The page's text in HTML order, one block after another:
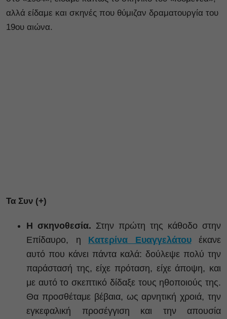
αλλά είδαμε και σκηνές που θύμιζαν δραματουργία του
19ου αιώνα.
Τα Συν (+)
Η σκηνοθεσία. Στην πρώτη της κάθοδο στην
Επίδαυρο, η Κατερίνα Ευαγγελάτουέκανε
αυτό που κάνει πάντα καλά: δούλεψε πολύ την
παράστασή της, είχε πρόταση, είχε άποψη, και
με αυτό το σκεπτικό δίδαξε τους ηθοποιούς της.
Θα προσθέταμε βέβαια, ως αρνητική χροιά, την
εγκεφαλική προσέγγιση και την απουσία